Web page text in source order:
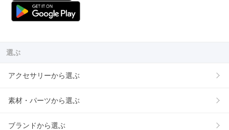
選ぶ
アクセサリーから選ぶ
素材・パーツから選ぶ
ブランドから選ぶ